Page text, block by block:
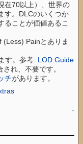
在70以上）、世界の
す。DLCのいくつか
ることが価値あるこ
(Less) Painとありま
す。参考: LOD Guide
れ、不要です。
チがあります。
↑